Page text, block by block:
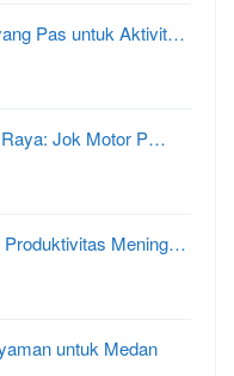
Pas untuk Aktivit…
Jok Motor P…
Produktivitas Mening…
untuk Medan